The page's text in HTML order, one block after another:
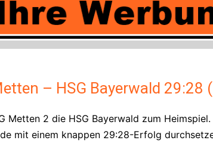
– HSG Bayerwald 29:28
Metten 2 die HSG Bayerwald zum
mit einem knappen 29:28-Erfolg